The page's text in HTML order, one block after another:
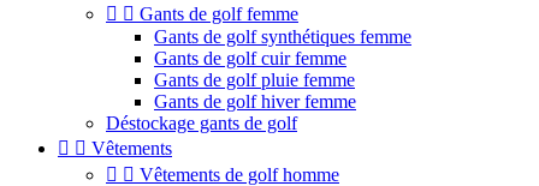
  Gants de golf femme
Gants de golf synthétiques femme
Gants de golf cuir femme
Gants de golf pluie femme
Gants de golf hiver femme
Déstockage gants de golf
  Vêtements
  Vêtements de golf homme